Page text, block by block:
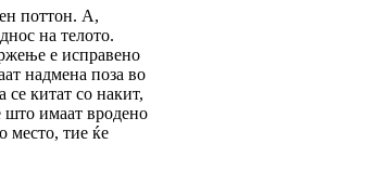
поттон. А,
на телото.
е исправено
надмена поза во
се китат со накит,
што имаат вродено
место, тие ќе